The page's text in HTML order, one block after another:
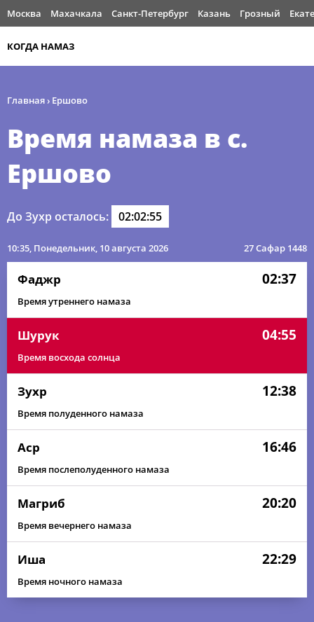
Москва Махачкала Санкт-Петербург Казань Грозный
КОГДА НАМАЗ
Главная› Ершово
Время намаза в с.
Ершово
До Зухр осталось: 02:02:55
10:35, Понедельник, 10 августа 2026 27 Сафар 1448
Фаджр 02:37
Время утреннего намаза
Шурук 04:55
Время восхода солнца
Зухр 12:38
Время полуденного намаза
Аср 16:46
Время послеполуденного намаза
Магриб 20:20
Время вечернего намаза
Иша 22:29
Время ночного намаза